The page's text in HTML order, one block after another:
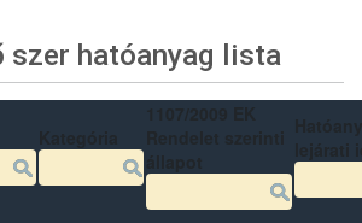
szer hatóanyag lista